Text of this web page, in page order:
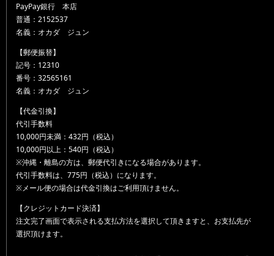
PayPay銀行 本店
普通：2152537
名義：オカダ ジュン
【郵便振替】
記号：12310
番号：32565161
名義：オカダ ジュン
【代金引換】
代引手数料
10,000円未満：432円（税込）
10,000円以上：540円（税込）
※沖縄・離島の方は、郵便代引きになる場合があります。
代引手数料は、775円（税込）になります。
※メール便の場合は代金引換はご利用頂けません。
【クレジットカード決済】
注文完了画面で表示される支払方法を選択して頂きますと、お支払先が
選択頂けます。